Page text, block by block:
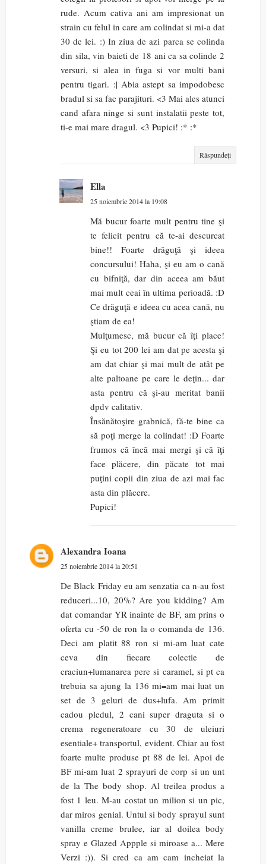
rude. Acum cativa ani am impresionat un
strain cu felul in care am colindat si mi-a dat
30 de lei. :) In ziua de azi parca se colinda
din sila, vin baieti de 18 ani ca sa colinde 2
versuri, si alea in fuga si vor multi bani
pentru tigari. :| Abia astept sa impodobesc
bradul si sa fac parajituri. <3 Mai ales atunci
cand afara ninge si sunt instalatii peste tot,
ti-e mai mare dragul. <3 Pupici! :* :*
Răspundeți
Ella
25 noiembrie 2014 la 19:08
Mă bucur foarte mult pentru tine şi
te felicit pentru că te-ai descurcat
bine!! Foarte drăguţă şi ideea
concursului! Haha, şi eu am o cană
cu bifniţă, dar din aceea am băut
mai mult ceai în ultima perioadă. :D
Ce drăguţă e ideea cu acea cană, nu
ştiam de ea!
Mulţumesc, mă bucur că îţi place!
Şi eu tot 200 lei am dat pe acesta şi
am dat chiar şi mai mult de atât pe
alte paltoane pe care le deţin... dar
asta pentru că şi-au meritat banii
dpdv calitativ.
Însănătoşire grabnică, fă-te bine ca
să poţi merge la colindat! :D Foarte
frumos că încă mai mergi şi că îţi
face plăcere, din păcate tot mai
puţini copii din ziua de azi mai fac
asta din plăcere.
Pupici!
Alexandra Ioana
25 noiembrie 2014 la 20:51
De Black Friday eu am senzatia ca n-au fost
reduceri...10, 20%? Are you kidding? Am
dat comandar YR inainte de BF, am prins o
oferta cu -50 de ron la o comanda de 136.
Deci am platit 88 ron si mi-am luat cate
ceva din fiecare colectie de
craciun+lumanarea pere si caramel, si pt ca
trebuia sa ajung la 136 mi=am mai luat un
set de 3 geluri de dus+lufa. Am primit
cadou pledul, 2 cani super draguta si o
crema regeneratoare cu 30 de uleiuri
esentiale+ transportul, evident. Chiar au fost
foarte multe produse pt 88 de lei. Apoi de
BF mi-am luat 2 sprayuri de corp si un unt
de la The body shop. Al treilea produs a
fost 1 leu. M-au costat un milion si un pic,
dar miros genial. Untul si body sprayul sunt
vanilla creme brulee, iar al doilea body
spray e Glazed Appple si miroase a... Mere
Verzi :)). Si cred ca am cam incheiat la